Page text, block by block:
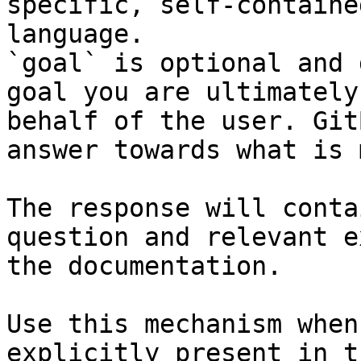
language.
`goal` is optional and
goal you are
behalf of the user.
answer towards what
The response will
question and relevant
the documentation.
Use this mechanism
explicitly present in